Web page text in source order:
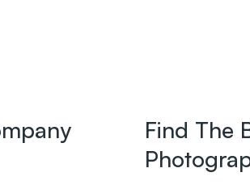
Find The